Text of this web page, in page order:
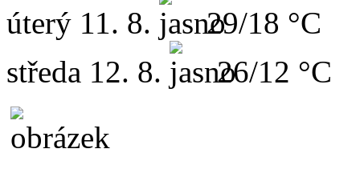
úterý 11. 8.
29/18 °C
středa 12. 8. 26/12 °C